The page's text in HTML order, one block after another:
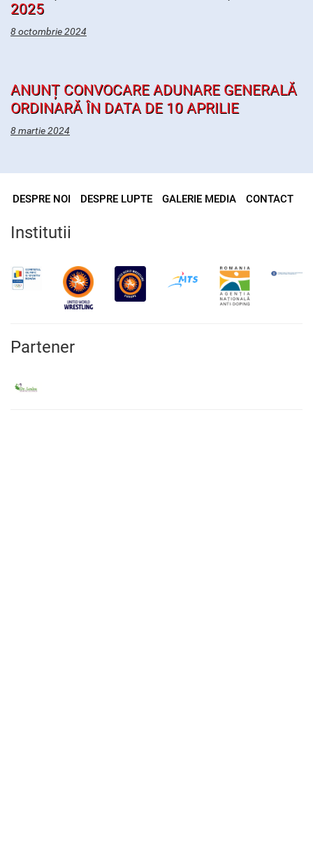
2025
8 octombrie 2024
ANUNȚ CONVOCARE ADUNARE GENERALĂ
ORDINARĂ ÎN DATA DE 10 APRILIE
8 martie 2024
DESPRE NOI DESPRE LUPTE GALERIE MEDIA CONTACT
Institutii
Partener